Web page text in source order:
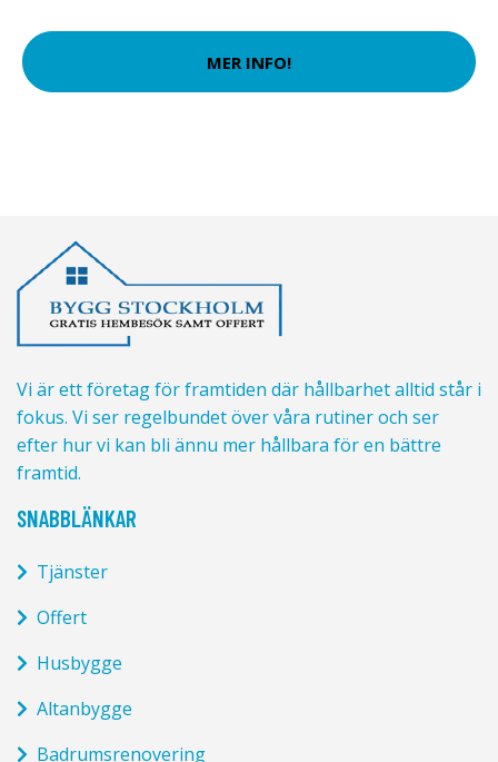
MER INFO!
Vi är ett företag för framtiden där hållbarhet alltid står i
fokus. Vi ser regelbundet över våra rutiner och ser
efter hur vi kan bli ännu mer hållbara för en bättre
framtid.
SNABBLÄNKAR
Tjänster
Offert
Husbygge
Altanbygge
Badrumsrenovering